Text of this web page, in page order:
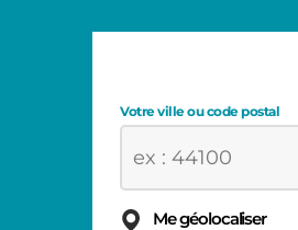
Votre ville ou code postal
Me géolocaliser